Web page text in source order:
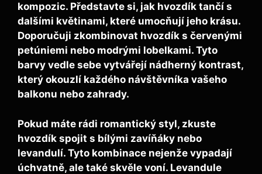
kompozic. Představte si, jak hvozdík tančí s
dalšími květinami, které umocňují jeho krásu.
Doporučuji zkombinovat hvozdík s červenými
petúniemi nebo modrými lobelkami. Tyto
barvy vedle sebe vytvářejí nádherný kontrast,
který okouzlí každého návštěvníka vašeho
balkonu nebo zahrady.
Pokud máte rádi romantický styl, zkuste
hvozdík spojit s bílými zavíňáky nebo
levandulí. Tyto kombinace nejenže vypadají
úchvatně, ale také skvěle voní. Levandule